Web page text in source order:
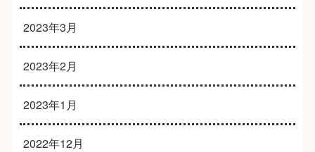
2023年3月
2023年2月
2023年1月
2022年12月